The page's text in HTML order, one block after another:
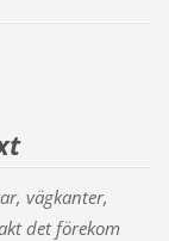
vägkanter,
det förekom